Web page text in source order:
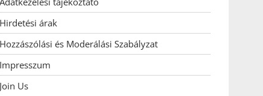
Hirdetési árak
Hozzászólási és Moderálási Szabályzat
Impresszum
Join Us